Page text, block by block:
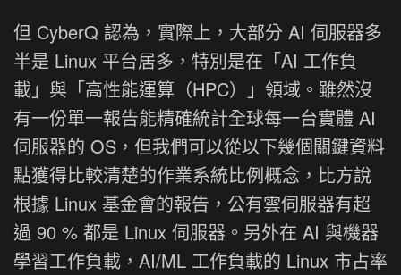
但 CyberQ 認為，實際上，大部分 AI 伺服器多
半是 Linux 平台居多，特別是在「AI 工作負
載」與「高性能運算（HPC）」領域。雖然沒
有一份單一報告能精確統計全球每一台實體 AI
伺服器的 OS，但我們可以從以下幾個關鍵資料
點獲得比較清楚的作業系統比例概念，比方說
根據 Linux 基金會的報告，公有雲伺服器有超
過 90 % 都是 Linux 伺服器。另外在 AI 與機器
學習工作負載，AI/ML 工作負載的 Linux 市占率